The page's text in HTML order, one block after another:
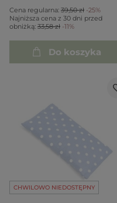
Cena regularna: 39,50 zł -25%
Najniższa cena z 30 dni przed
obniżką: 33,58 zł -11%
Do koszyka
CHWILOWO NIEDOSTĘPNY